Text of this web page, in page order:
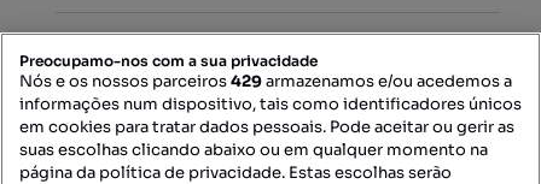
Mapa do Site
Preocupamo-nos com a sua privacidade
Nós e os nossos parceiros429armazenamos e/ou acedemos a
informações num dispositivo, tais como identificadores únicos
em cookies para tratar dados pessoais. Pode aceitar ou gerir as
suas escolhas clicando abaixo ou em qualquer momento na
página da política de privacidade. Estas escolhas serão